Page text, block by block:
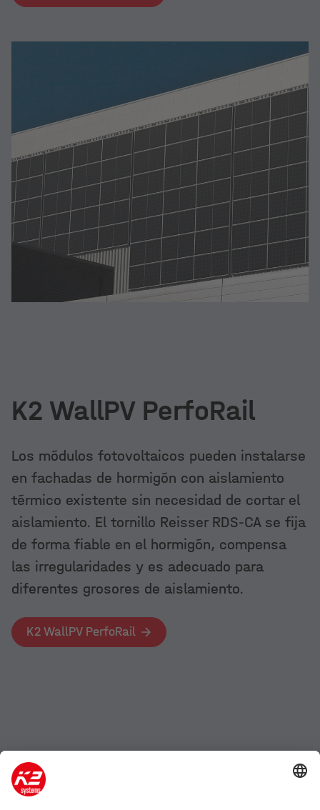
K2 WallPV PerfoRail
Los módulos fotovoltaicos pueden instalarse
en fachadas de hormigón con aislamiento
térmico existente sin necesidad de cortar el
aislamiento. El tornillo Reisser RDS-CA se fija
de forma fiable en el hormigón, compensa
las irregularidades y es adecuado para
diferentes grosores de aislamiento.
K2 WallPV PerfoRail
Empresa